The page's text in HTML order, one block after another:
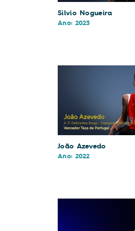
Silvio Nogueira
Ano: 2023
João Azevedo
Ano: 2022